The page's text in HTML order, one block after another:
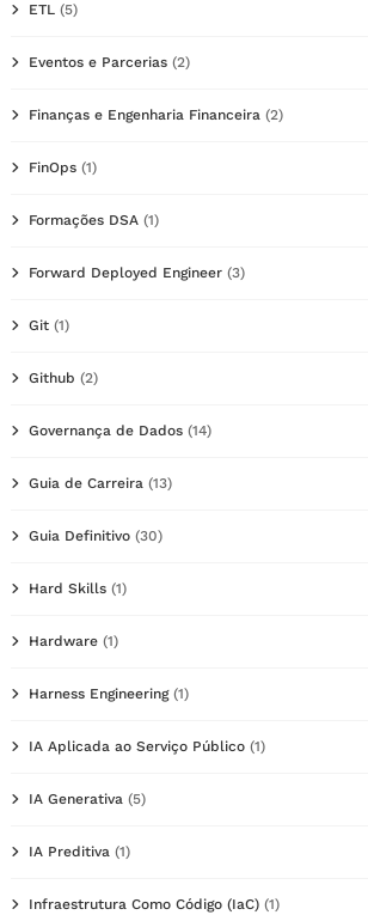
ETL (5)
Eventos e Parcerias (2)
Finanças e Engenharia Financeira (2)
FinOps (1)
Formações DSA (1)
Forward Deployed Engineer (3)
Git (1)
Github (2)
Governança de Dados (14)
Guia de Carreira (13)
Guia Definitivo (30)
Hard Skills (1)
Hardware (1)
Harness Engineering(1)
IA Aplicada ao Serviço Público (1)
IA Generativa (5)
IA Preditiva (1)
Infraestrutura Como Código (IaC) (1)